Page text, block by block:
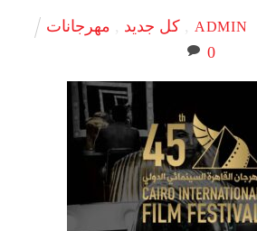
ADMIN كل جديد
مهرجانات
0